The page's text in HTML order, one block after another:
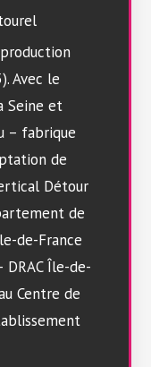
Avec le
Seine et
– fabrique
de
Détour
de
de-France
Île-de-
Centre de